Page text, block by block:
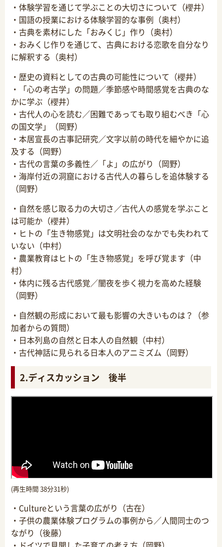
・体験学習を通じて学ぶことの大切さについて（櫻井）
・国語の授業における体験学習的な事例（奥村）
・古典を素材にした「おみくじ」作り（奥村）
・おみくじ作りを通じて、古典における恋歌を自分なり
に解釈する（奥村）
・歴史の資料としての古典の可能性について（櫻井）
・「心の考古学」の問題／季節感や時間感覚を古典のな
かに学ぶ（櫻井）
・古代人の心を読む／困難であっても取り組むべき「心
の国文学」（岡野）
・本居宣長の古事記研究／文字以前の時代を細やかに追
及する（岡野）
・古代の言葉の多義性／「よ」の広がり（岡野）
・海岸付近の洞窟における古代人の暮らしを追体験する
（岡野）
・自然を感じ取る力の大切さ／古代人の感覚を学ぶこと
は可能か（櫻井）
・ヒトの「生き物感覚」は文明社会のなかでも失われて
いない（中村）
・農業教育はヒトの「生き物感覚」を呼び覚ます（中
村）
・体内に残る古代感覚／闇夜を歩く視力を高めた経験
（岡野）
・自然観の形成において最も影響の大きいものは？（参
加者からの質問）
・日本列島の自然と日本人の自然観（中村）
・古代神話に見られる日本人のアニミズム（岡野）
2.ディスカッション 後半
(再生時間 38分31秒)
・Cultureという言葉の広がり（古在）
・子供の農業体験プログラムの事例から／人間同士のつ
ながり（後藤）